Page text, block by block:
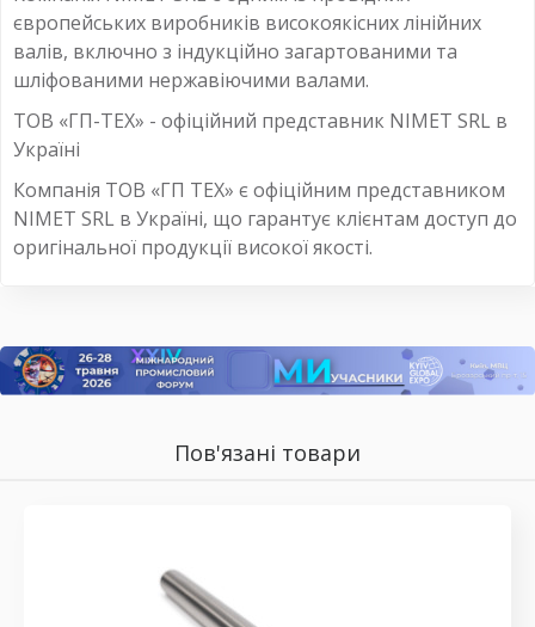
європейських виробників високоякісних лінійних
валів, включно з індукційно загартованими та
шліфованими нержавіючими валами.
ТОВ «ГП-ТЕХ» - офіційний представник NIMET SRL в
Україні
Компанія ТОВ «ГП ТЕХ» є офіційним представником
NIMET SRL в Україні, що гарантує клієнтам доступ до
оригінальної продукції високої якості.
Пов'язані товари